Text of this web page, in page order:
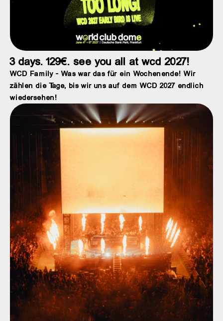
3 days. 129€. see you all at wcd 2027!
WCD Family - Was war das für ein Wochenende! Wir
zählen die Tage, bis wir uns auf dem WCD 2027 endlich
wiedersehen!